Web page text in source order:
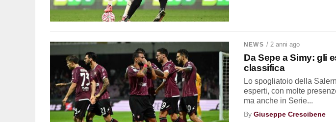
NEWS / 2 anni ago
Da Sepe a Simy: gli
classifica
Lo spogliatoio della
esperti, con molte
ma anche in Serie...
ByGiuseppe Crescibene